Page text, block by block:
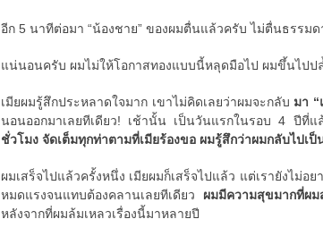
อีก 5 นาทีต่อมา “น้องชาย” ของผมตื่นแล้วครับ ไม่ตื่นธรรม
แน่นอนครับ ผมไม่ให้โอกาสทองแบบนี้หลุดมือไป ผมขึ้นไปป
เมียผมรู้สึกประหลาดใจมาก เขาไม่คิดเลยว่าผมจะกลับ มา “
นอนออกมาเลยทีเดียว! เช้านั้น เป็นวันแรกในรอบ 4 ปีที่แ
ชั่วโมง จัดเต็มทุกท่าตามที่เมียร้องขอ ผมรู้สึกว่าผมกลับไปเ
ผมเสร็จไปแล้วครั้งหนึ่ง เมียผมก็เสร็จไปแล้ว แต่เรายังไม่อ
หมดแรงจนแทบต้องคลานเลยทีเดียว ผมมีความสุขมากที่ผม
หลังจากที่ผมล้มเหลวเรื่องนี้มาหลายปี